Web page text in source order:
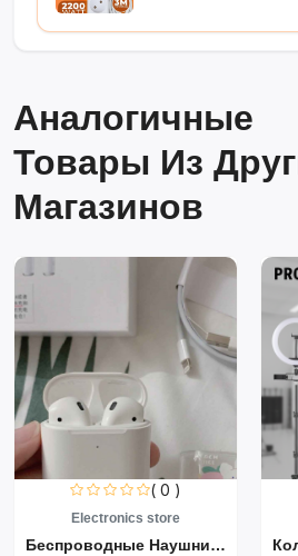
Аналогичные
Товары Из
Магазинов
( 0 )
Electronics store
Беспроводные Наушники Air...